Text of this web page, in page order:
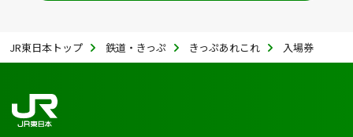
JR東日本トップ 鉄道・きっぷ きっぷあれこれ 入場券